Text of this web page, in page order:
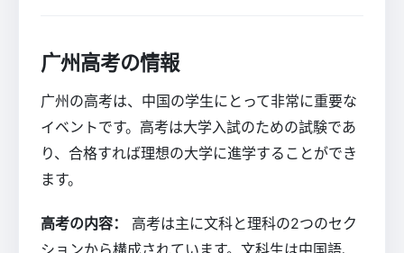
广州高考の情報
广州の高考は、中国の学生にとって非常に重要な
イベントです。高考は大学入試のための試験であ
り、合格すれば理想の大学に進学することができ
ます。
高考の内容：
高考は主に文科と理科の2つのセク